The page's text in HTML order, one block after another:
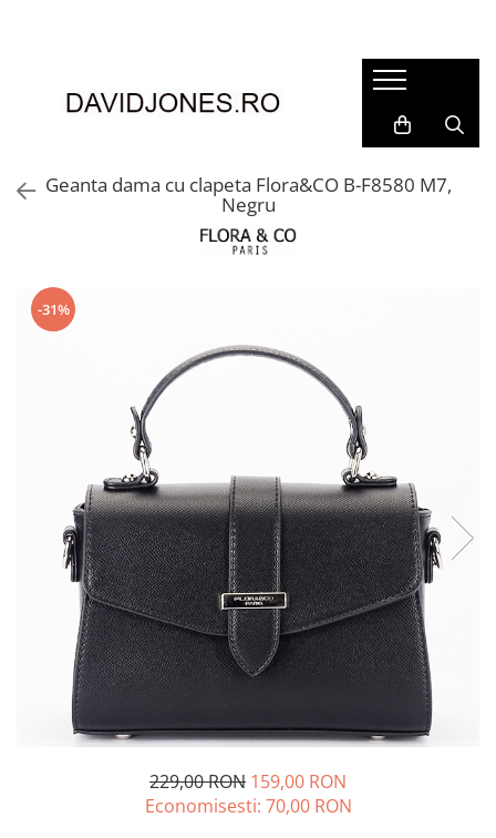
Accesorii
Genti din piele
Incaltaminte
Cizme si botine
Geanta dama cu clapeta Flora&CO B-F8580 M7,
Negru
-31%
229,00 RON 159,00 RON
Economisesti: 70,00 RON